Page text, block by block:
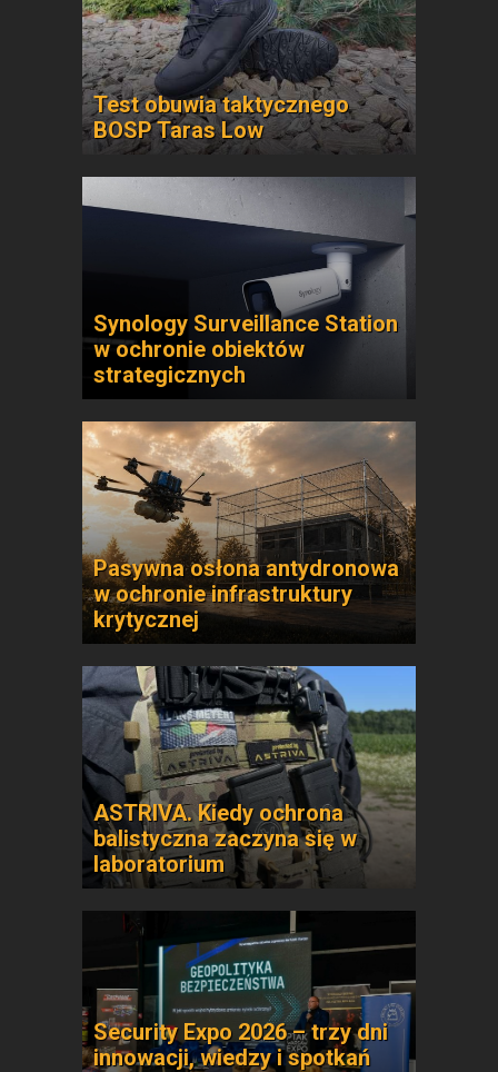
Test obuwia taktycznego
BOSP Taras Low
Synology Surveillance Station
w ochronie obiektów
strategicznych
Pasywna osłona antydronowa
w ochronie infrastruktury
krytycznej
ASTRIVA. Kiedy ochrona
balistyczna zaczyna się w
laboratorium
Security Expo 2026 – trzy dni
innowacji, wiedzy i spotkań